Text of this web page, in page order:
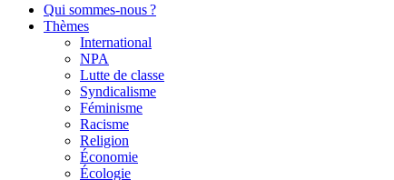
Qui sommes-nous ?
Thèmes
International
NPA
Lutte de classe
Syndicalisme
Féminisme
Racisme
Religion
Économie
Écologie